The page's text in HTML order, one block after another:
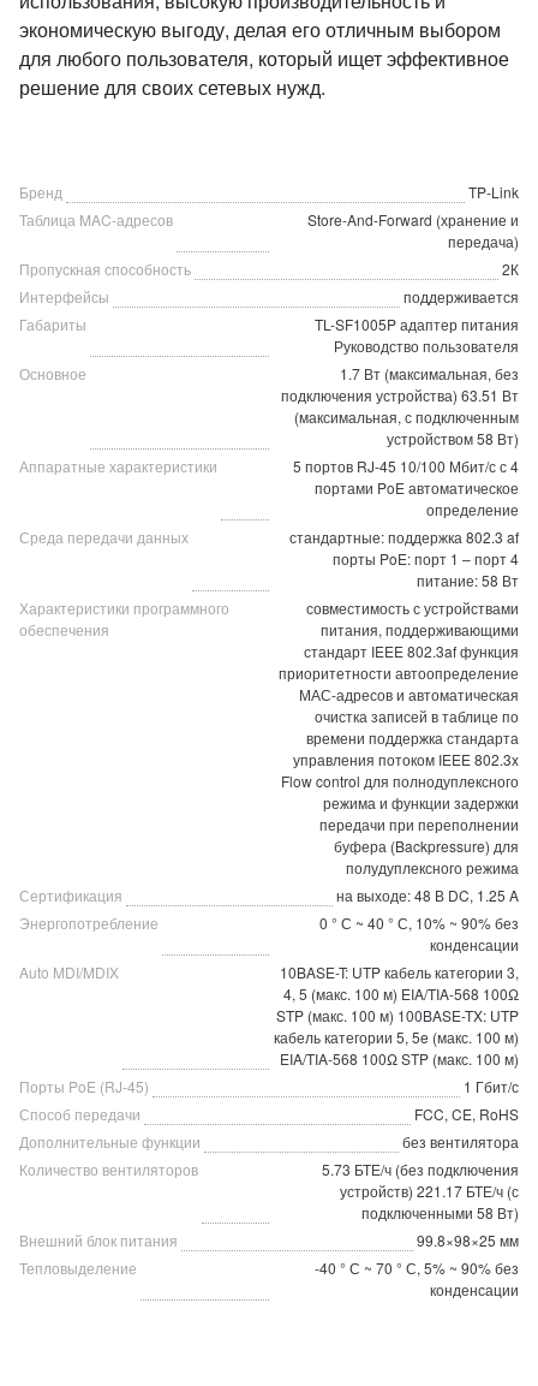
экономическую выгоду, делая его отличным выбором
для любого пользователя, который ищет эффективное
решение для своих сетевых нужд.
Бренд
TP-Link
Таблица MAC-адресов
Store-And-Forward (хранение и
передача)
Пропускная способность
2К
Интерфейсы
поддерживается
Габариты
TL-SF1005P адаптер питания
Руководство пользователя
Основное
1.7 Вт (максимальная, без
подключения устройства) 63.51 Вт
(максимальная, с подключенным
устройством 58 Вт)
Аппаратные характеристики
5 портов RJ-45 10/100 Мбит/с с 4
портами PoE автоматическое
определение
Среда передачи данных
стандартные: поддержка 802.3 af
порты PoE: порт 1 – порт 4
питание: 58 Вт
Характеристики программного
обеспечения
совместимость с устройствами
питания, поддерживающими
стандарт IEEE 802.3af функция
приоритетности автоопределение
МАС-адресов и автоматическая
очистка записей в таблице по
времени поддержка стандарта
управления потоком IEEE 802.3x
Flow control для полнодуплексного
режима и функции задержки
передачи при переполнении
буфера (Backpressure) для
полудуплексного режима
Сертификация
на выходе: 48 В DC, 1.25 A
Энергопотребление
0 ° С ~ 40 ° С, 10% ~ 90% без
конденсации
Auto MDI/MDIX
10BASE-T: UTP кабель категории 3,
4, 5 (макс. 100 м) EIA/TIA-568 100Ω
STP (макс. 100 м) 100BASE-TX: UTP
кабель категории 5, 5e (макс. 100 м)
EIA/TIA-568 100Ω STP (макс. 100 м)
Порты PoE (RJ-45)
1 Гбит/с
Способ передачи
FCC, CE, RoHS
Дополнительные функции
без вентилятора
Количество вентиляторов
5.73 БТЕ/ч (без подключения
устройств) 221.17 БТЕ/ч (с
подключенными 58 Вт)
Внешний блок питания
99.8×98×25 мм
Тепловыделение
-40 ° С ~ 70 ° С, 5% ~ 90% без
конденсации